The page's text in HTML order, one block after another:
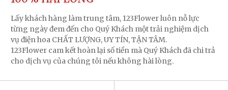
Lấy khách hàng làm trung tâm, 123Flower luôn nỗ lực
từng ngày đem đến cho Quý Khách một trải nghiệm dịch
vụ điện hoa CHẤT LƯỢNG, UY TÍN, TẬN TÂM.
123Flower cam kết hoàn lại số tiền mà Quý Khách đã chi trả
cho dịch vụ của chúng tôi nếu không hài lòng.